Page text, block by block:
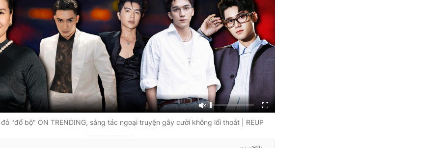
"đổ bộ" ON TRENDING, sáng tác ngoại truyện gây cười không lối thoát | REUP